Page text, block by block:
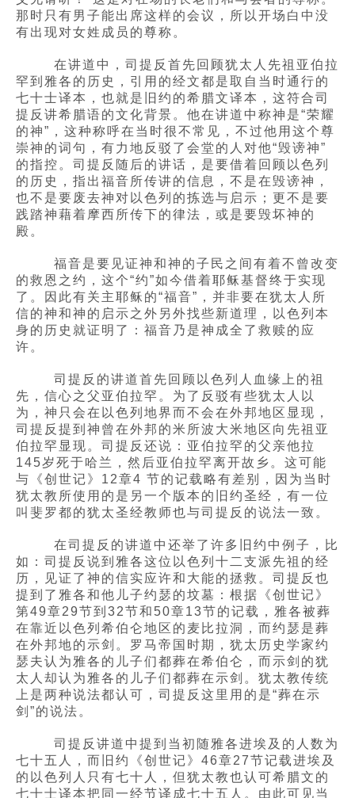
那时只有男子能出席这样的会议，所以开场白中没
有出现对女姓成员的尊称。
在讲道中，司提反首先回顾犹太人先祖亚伯拉
罕到雅各的历史，引用的经文都是取自当时通行的
七十士译本，也就是旧约的希腊文译本，这符合司
提反讲希腊语的文化背景。他在讲道中称神是“荣耀
的神”，这种称呼在当时很不常见，不过他用这个尊
崇神的词句，有力地反驳了会堂的人对他“毁谤神”
的指控。司提反随后的讲话，是要借着回顾以色列
的历史，指出福音所传讲的信息，不是在毁谤神，
也不是要废去神对以色列的拣选与启示；更不是要
践踏神藉着摩西所传下的律法，或是要毁坏神的
殿。
福音是要见证神和神的子民之间有着不曾改变
的救恩之约，这个“约”如今借着耶稣基督终于实现
了。因此有关主耶稣的“福音”，并非要在犹太人所
信的神和神的启示之外另外找些新道理，以色列本
身的历史就证明了：福音乃是神成全了救赎的应
许。
司提反的讲道首先回顾以色列人血缘上的祖
先，信心之父亚伯拉罕。为了反驳有些犹太人以
为，神只会在以色列地界而不会在外邦地区显现，
司提反提到神曾在外邦的米所波大米地区向先祖亚
伯拉罕显现。司提反还说：亚伯拉罕的父亲他拉
145岁死于哈兰，然后亚伯拉罕离开故乡。这可能
与《创世记》12章4 节的记载略有差别，因为当时
犹太教所使用的是另一个版本的旧约圣经，有一位
叫斐罗都的犹太圣经教师也与司提反的说法一致。
在司提反的讲道中还举了许多旧约中例子，比
如：司提反说到雅各这位以色列十二支派先祖的经
历，见证了神的信实应许和大能的拯救。司提反也
提到了雅各和他儿子约瑟的坟墓：根据《创世记》
第49章29节到32节和50章13节的记载，雅各被葬
在靠近以色列希伯仑地区的麦比拉洞，而约瑟是葬
在外邦地的示剑。罗马帝国时期，犹太历史学家约
瑟夫认为雅各的儿子们都葬在希伯仑，而示剑的犹
太人却认为雅各的儿子们都葬在示剑。犹太教传统
上是两种说法都认可，司提反这里用的是“葬在示
剑”的说法。
司提反讲道中提到当初随雅各进埃及的人数为
七十五人，而旧约《创世记》46章27节记载进埃及
的以色列人只有七十人，但犹太教也认可希腊文的
七十士译本把同一经节译成七十五人。由此可见当